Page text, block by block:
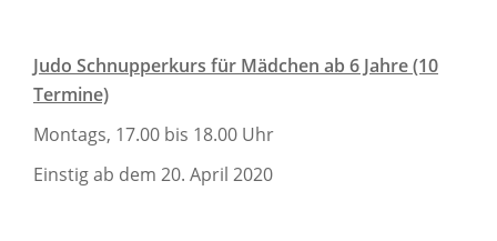
Judo Schnupperkurs für Mädchen ab 6 Jahre (10
Termine)
Montags, 17.00 bis 18.00 Uhr
Einstig ab dem 20. April 2020